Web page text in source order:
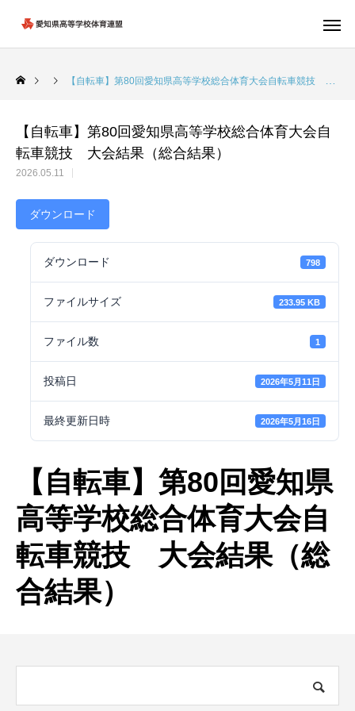
【自転車】第80回愛知県高等学校総合体育大会自転車競技 大会結果（総合結果）
【自転車】第80回愛知県高等学校総合体育大会自
転車競技 大会結果（総合結果）
2026.05.11
ダウンロード
ダウンロード 798
ファイルサイズ 233.95 KB
ファイル数 1
投稿日 2026年5月11日
最終更新日時 2026年5月16日
【自転車】第80回愛知県
高等学校総合体育大会自
転車競技 大会結果（総
合結果）